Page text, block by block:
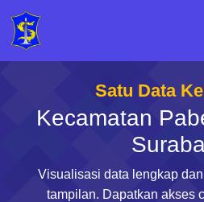
Satu Data
Kecamatan
Visualisasi data lengkap
tampilan. Dapatkan akses